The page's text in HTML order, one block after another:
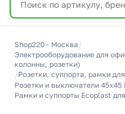
Shop220 - Москва /
Электрооборудование для
колонны, розетки)
/Розетки, суппорта, рамки
Розетки и выключатели
Рамки и суппорты Ecoplast